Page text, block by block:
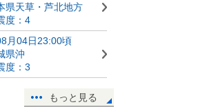
県天草・芦北地方
度：4
月04日23:00頃
県沖
度：3
もっと見る